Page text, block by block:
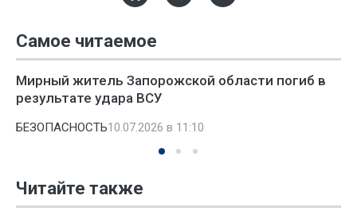
Самое читаемое
Мирный житель Запорожской области погиб в
результате удара ВСУ
БЕЗОПАСНОСТЬ10.07.2026 в 11:10
Читайте также